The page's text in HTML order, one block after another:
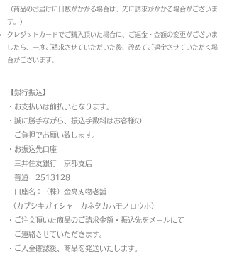
（商品のお届けに日数がかかる場合は、先に請求がかかる場合がございま
す。）
クレジットカードでご購入頂いた場合に、ご返金・金額の変更がございま
したら、一度ご請求させていただいた後、改めてご返金させていただく場
合がございます。
【銀行振込】
・お支払いは前払いとなります。
・ 誠に勝手ながら、振込手数料はお客様の
ご負担でお願い致します。
・お振込先口座
三井住友銀行 京都支店
普通 2513128
口座名：（株）金高刃物老舗
（カブシキガイシャ カネタカハモノロウホ）
・ご注文頂いた商品のご請求金額・振込先をメールにて
ご連絡させていただきます。
・ご入金確認後、商品を発送いたします。